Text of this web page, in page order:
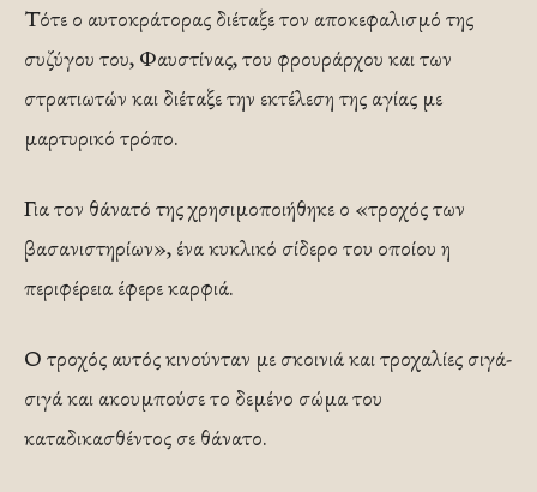
Τότε ο αυτοκράτορας διέταξε τον αποκεφαλισμό της
συζύγου του, Φαυστίνας, του φρουράρχου και των
στρατιωτών και διέταξε την εκτέλεση της αγίας με
μαρτυρικό τρόπο.
Για τον θάνατό της χρησιμοποιήθηκε ο «τροχός των
βασανιστηρίων», ένα κυκλικό σίδερο του οποίου η
περιφέρεια έφερε καρφιά.
Ο τροχός αυτός κινούνταν με σκοινιά και τροχαλίες σιγά-
σιγά και ακουμπούσε το δεμένο σώμα του
καταδικασθέντος σε θάνατο.